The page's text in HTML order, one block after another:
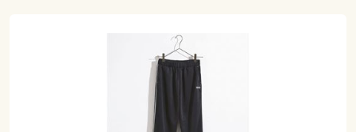
カーテン・ラグ・ファブリック
美容・健康・サプリメント
カーテン・ラグ・ファブリック
ジュニア・ティーンズ下着
大きいサイズ レディース服